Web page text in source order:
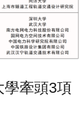
學牽頭3項